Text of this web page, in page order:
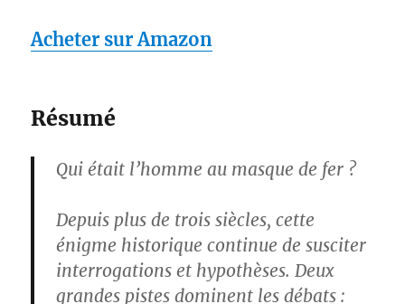
Acheter sur Amazon
Résumé
Qui était l’homme au masque de fer ?
Depuis plus de trois siècles, cette
énigme historique continue de susciter
interrogations et hypothèses. Deux
grandes pistes dominent les débats :